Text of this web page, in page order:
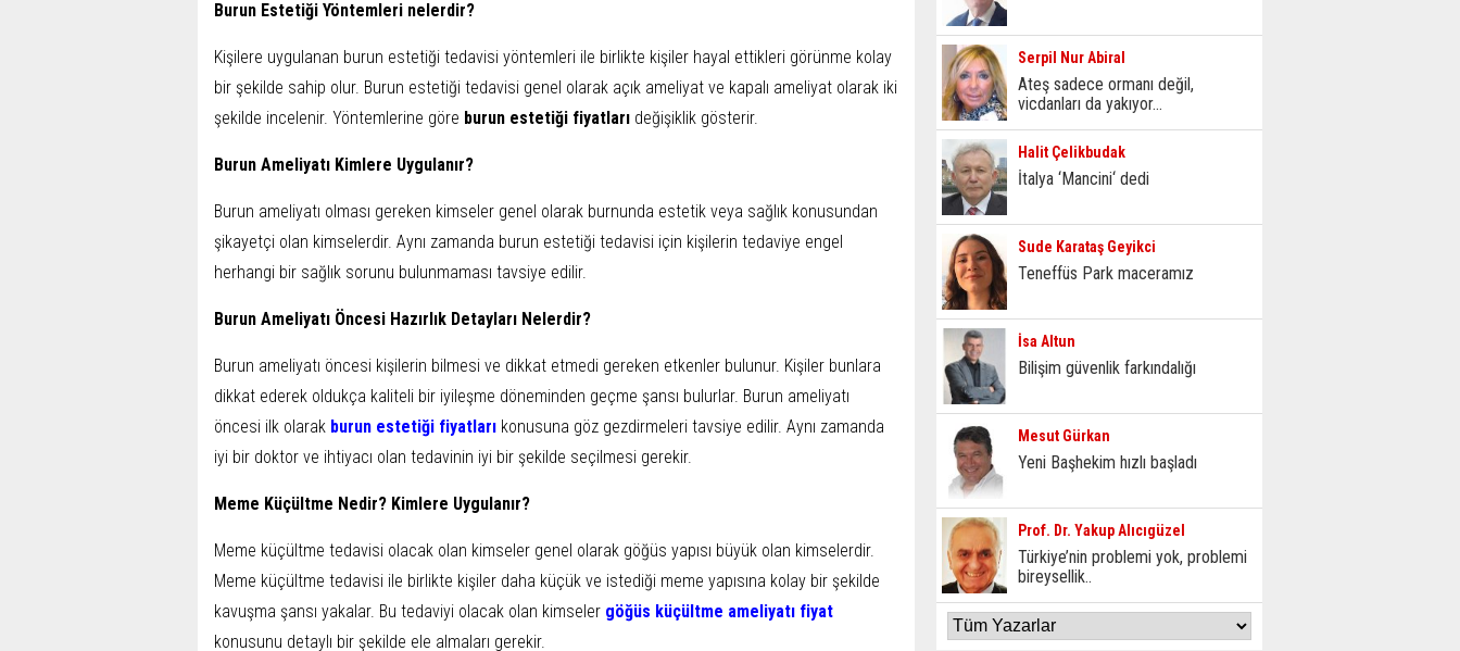
Burun Estetiği Yöntemleri nelerdir?
Kişilere uygulanan burun estetiği tedavisi yöntemleri ile birlikte kişiler hayal ettikleri görünme kolay
bir şekilde sahip olur. Burun estetiği tedavisi genel olarak açık ameliyat ve kapalı ameliyat olarak iki
şekilde incelenir. Yöntemlerine göre burun estetiği fiyatları değişiklik gösterir.
Burun Ameliyatı Kimlere Uygulanır?
Burun ameliyatı olması gereken kimseler genel olarak burnunda estetik veya sağlık konusundan
şikayetçi olan kimselerdir. Aynı zamanda burun estetiği tedavisi için kişilerin tedaviye engel
herhangi bir sağlık sorunu bulunmaması tavsiye edilir.
Burun Ameliyatı Öncesi Hazırlık Detayları Nelerdir?
Burun ameliyatı öncesi kişilerin bilmesi ve dikkat etmedi gereken etkenler bulunur. Kişiler bunlara
dikkat ederek oldukça kaliteli bir iyileşme döneminden geçme şansı bulurlar. Burun ameliyatı
öncesi ilk olarak burun estetiği fiyatları konusuna göz gezdirmeleri tavsiye edilir. Aynı zamanda
iyi bir doktor ve ihtiyacı olan tedavinin iyi bir şekilde seçilmesi gerekir.
Meme Küçültme Nedir? Kimlere Uygulanır?
Meme küçültme tedavisi olacak olan kimseler genel olarak göğüs yapısı büyük olan kimselerdir.
Meme küçültme tedavisi ile birlikte kişiler daha küçük ve istediği meme yapısına kolay bir şekilde
kavuşma şansı yakalar. Bu tedaviyi olacak olan kimseler göğüs küçültme ameliyatı fiyat
konusunu detaylı bir şekilde ele almaları gerekir.
Serpil Nur Abiral
Ateş sadece ormanı değil,
vicdanları da yakıyor...
Halit Çelikbudak
İtalya ‘Mancini‘ dedi
Sude Karataş Geyikci
Teneffüs Park maceramız
İsa Altun
Bilişim güvenlik farkındalığı
Mesut Gürkan
Yeni Başhekim hızlı başladı
Prof. Dr. Yakup Alıcıgüzel
Türkiye’nin problemi yok, problemi
bireysellik..